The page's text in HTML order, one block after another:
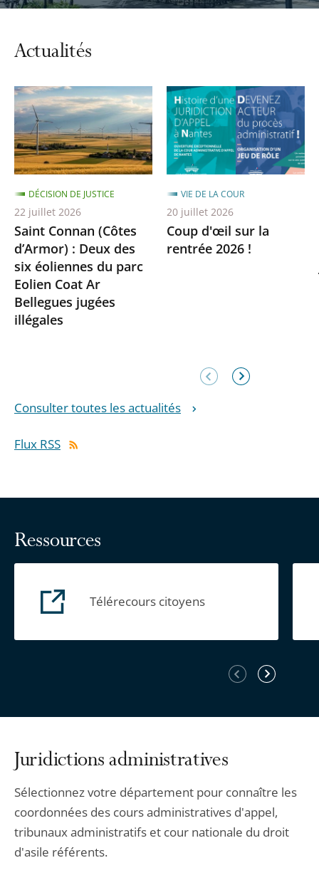
Actualités
Saint Connan (Côtes
d’Armor) : Deux des
six éoliennes du parc
Eolien Coat Ar
Bellegues jugées
illégales
DÉCISION DE JUSTICE
22 juillet 2026
Coup d'œil sur la
rentrée 2026 !
VIE DE LA COUR
20 juillet 2026
Consulter toutes les actualités
Flux RSS
Élément
précédent
Élément
suivant
Ressources
Télérecours citoyens
Élément
précédent
Élément
suivant
Juridictions administratives
Sélectionnez votre département pour connaître les
coordonnées des cours administratives d'appel,
tribunaux administratifs et cour nationale du droit
d'asile référents.